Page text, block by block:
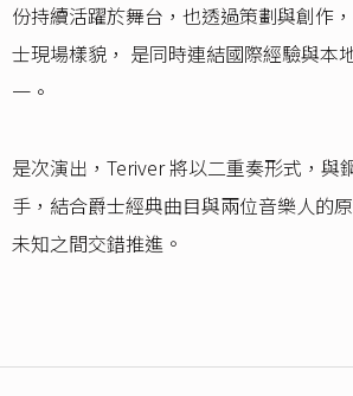
份持續活躍於舞台，也透過策劃與創作
士現場樣貌， 是同時連結國際經驗與本
一。
是次演出，Teriver 將以二重奏形式，與
手，結合爵士經典曲目與兩位音樂人的
未知之間交錯推進。